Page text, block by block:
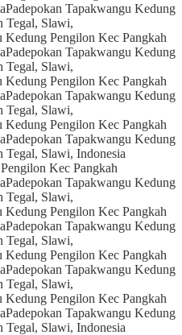
Padepokan Tapakwangu Kedung
Tegal, Slawi,
Kedung Pengilon Kec Pangkah
Padepokan Tapakwangu Kedung
Tegal, Slawi,
Kedung Pengilon Kec Pangkah
Padepokan Tapakwangu Kedung
Tegal, Slawi,
Kedung Pengilon Kec Pangkah
Padepokan Tapakwangu Kedung
Tegal, Slawi, Indonesia
Kec Pangkah
Padepokan Tapakwangu Kedung
Tegal, Slawi,
Kedung Pengilon Kec Pangkah
Padepokan Tapakwangu Kedung
Tegal, Slawi,
Kedung Pengilon Kec Pangkah
Padepokan Tapakwangu Kedung
Tegal, Slawi,
Kedung Pengilon Kec Pangkah
Padepokan Tapakwangu Kedung
Tegal, Slawi, Indonesia